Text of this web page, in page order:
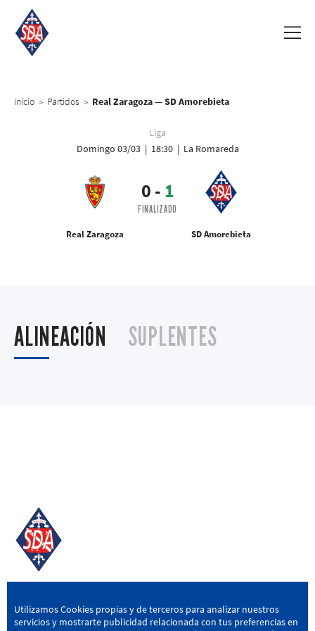
Inicio > Partidos > Real Zaragoza — SD Amorebieta
Liga
Domingo 03/03 | 18:30 | La Romareda
SD Amorebieta
1
-
0
FINALIZADO
Real Zaragoza
ALINEACIÓN SUPLENTES
SD AMOREBIETA
Utilizamos Cookies propias y de terceros para analizar nuestros
servicios y mostrarte publicidad relacionada con tus preferencias en